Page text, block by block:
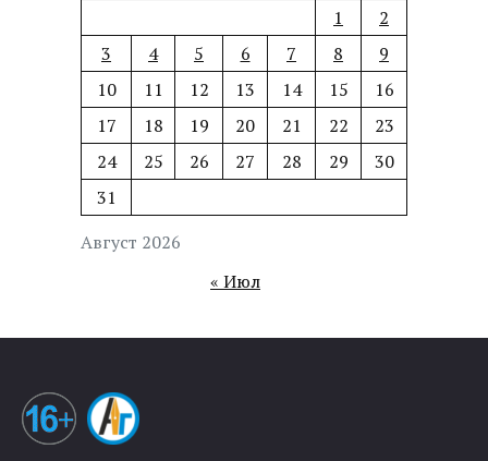
Август 2026
1
2
3
4 5 6 7 8
9
10
11 12 13 14 15
16
17
18 19 20 21 22
23
24
25 26 27 28 29
30
31
« Июл